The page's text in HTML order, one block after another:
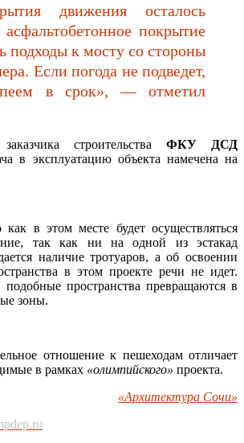
движения осталось
покрытие
подходы к мосту со стороны
Если погода не подведет,
в срок», — отметил
строительства ФКУ ДСД
в эксплуатацию объекта намечена на
в этом месте будет осуществляться
так как ни на одной из эстакад
наличие тротуаров, а об освоении
в этом проекте речи не идет.
пространства превращаются в
зоны.
отношение к пешеходам отличает
в рамках «олимпийского» проекта.
«Архитектура Сочи»